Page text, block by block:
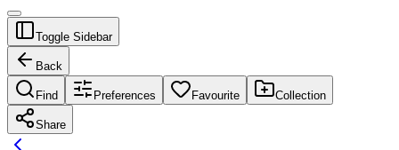
Toggle Sidebar
Back
Find Preferences Favourite Collection
Share